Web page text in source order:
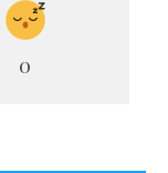
0